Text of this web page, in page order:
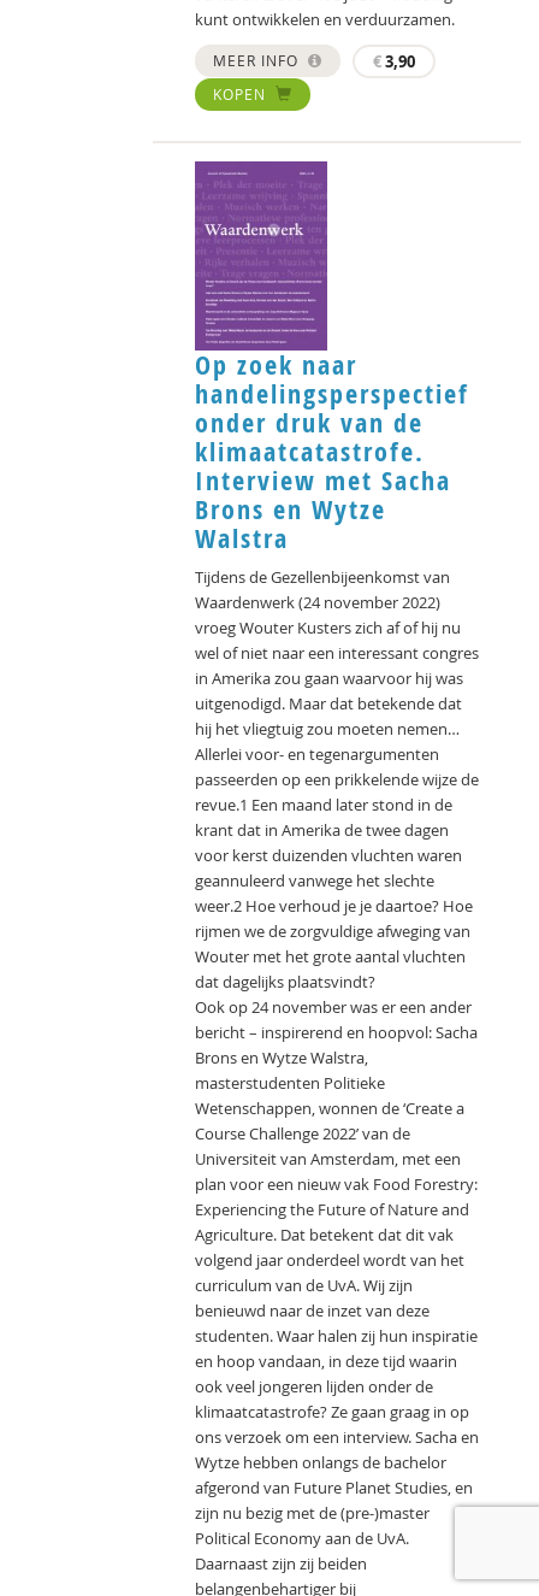
kunt ontwikkelen en verduurzamen.
MEER INFO €3,90
KOPEN
Op zoek naar
handelingsperspectief
onder druk van de
klimaatcatastrofe.
Interview met Sacha
Brons en Wytze
Walstra
Tijdens de Gezellenbijeenkomst van
Waardenwerk (24 november 2022)
vroeg Wouter Kusters zich af of hij nu
wel of niet naar een interessant congres
in Amerika zou gaan waarvoor hij was
uitgenodigd. Maar dat betekende dat
hij het vliegtuig zou moeten nemen…
Allerlei voor- en tegenargumenten
passeerden op een prikkelende wijze de
revue.1 Een maand later stond in de
krant dat in Amerika de twee dagen
voor kerst duizenden vluchten waren
geannuleerd vanwege het slechte
weer.2 Hoe verhoud je je daartoe? Hoe
rijmen we de zorgvuldige afweging van
Wouter met het grote aantal vluchten
dat dagelijks plaatsvindt?
Ook op 24 november was er een ander
bericht – inspirerend en hoopvol: Sacha
Brons en Wytze Walstra,
masterstudenten Politieke
Wetenschappen, wonnen de ‘Create a
Course Challenge 2022’ van de
Universiteit van Amsterdam, met een
plan voor een nieuw vak Food Forestry:
Experiencing the Future of Nature and
Agriculture. Dat betekent dat dit vak
volgend jaar onderdeel wordt van het
curriculum van de UvA. Wij zijn
benieuwd naar de inzet van deze
studenten. Waar halen zij hun inspiratie
en hoop vandaan, in deze tijd waarin
ook veel jongeren lijden onder de
klimaatcatastrofe? Ze gaan graag in op
ons verzoek om een interview. Sacha en
Wytze hebben onlangs de bachelor
afgerond van Future Planet Studies, en
zijn nu bezig met de (pre-)master
Political Economy aan de UvA.
Daarnaast zijn zij beiden
belangenbehartiger bij